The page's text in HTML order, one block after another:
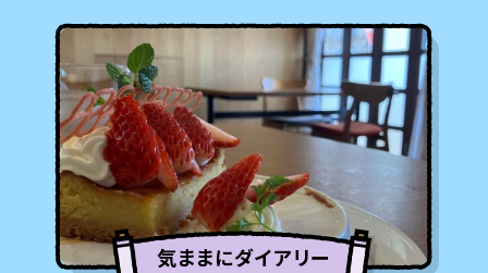
気ままにダイアリー